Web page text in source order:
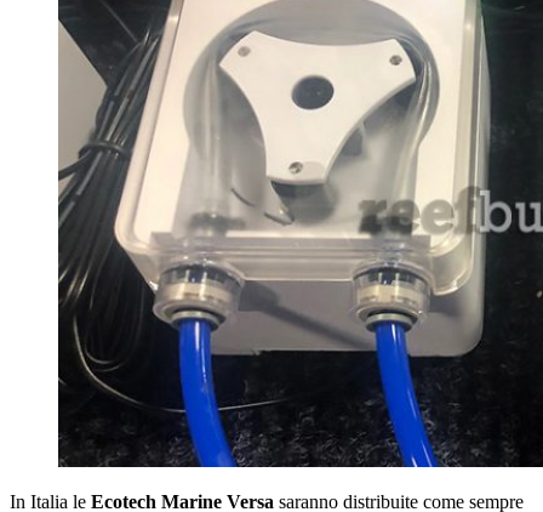
In Italia le Ecotech Marine Versa saranno distribuite come sempre